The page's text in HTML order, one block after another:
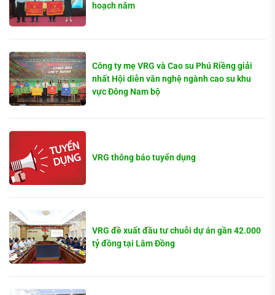
hoạch năm
Công ty mẹ VRG và Cao su Phú Riềng giải
nhất Hội diễn văn nghệ ngành cao su khu
vực Đông Nam bộ
VRG thông báo tuyển dụng
VRG đề xuất đầu tư chuỗi dự án gần 42.000
tỷ đồng tại Lâm Đồng